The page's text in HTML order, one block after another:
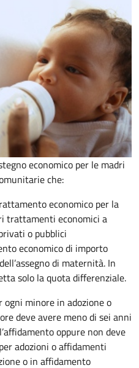
economico per le madri
che:
economico per la
trattamenti economici a
o pubblici
economico di importo
di maternità. In
solo la quota differenziale.
ogni minore in adozione o
deve avere meno di sei anni
oppure non deve
adozioni o affidamenti
o in affidamento